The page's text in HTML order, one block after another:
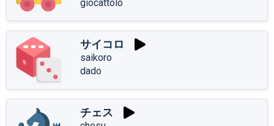
giocattolo
サイコロ
saikoro
dado
チェス